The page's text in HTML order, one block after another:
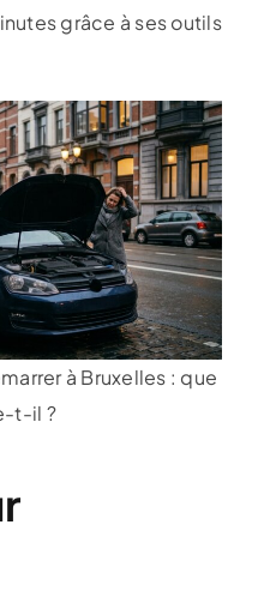
grâce à ses outils
à Bruxelles : que
t-il ?